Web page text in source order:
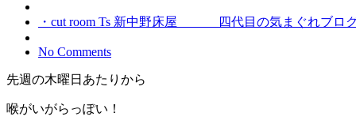
・cut room Ts 新中野床屋 四代目の気まぐれブロ
No Comments
先週の木曜日あたりから
喉がいがらっぽい！